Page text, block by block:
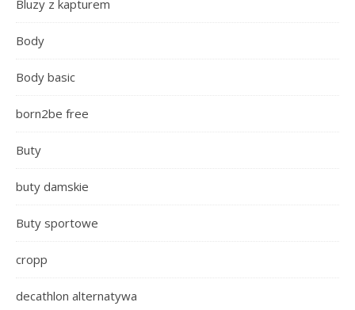
Bluzy z kapturem
Body
Body basic
born2be free
Buty
buty damskie
Buty sportowe
cropp
decathlon alternatywa